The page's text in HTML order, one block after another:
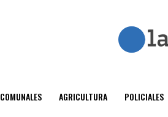
COMUNALES AGRICULTURA POLICIALES